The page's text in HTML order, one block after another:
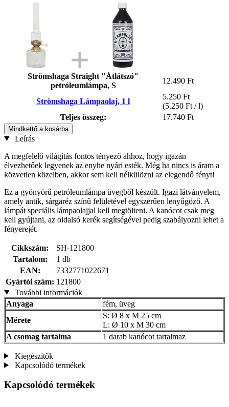
Strömshaga Straight "Átlátszó"
petróleumlámpa, S
12.490 Ft
Strömshaga Lámpaolaj, 1 l
5.250 Ft
(5.250 Ft / l)
Teljes összeg:
17.740 Ft
Mindkettő a kosárba
Leírás
A megfelelő világítás fontos tényező ahhoz, hogy igazán
élvezhetőek legyenek az enyhe nyári esték. Még ha nincs is áram a
közvetlen közelben, akkor sem kell nélkülözni az elegendő fényt!
Ez a gyönyörű petróleumlámpa üvegből készült. Igazi látványelem,
amely antik, sárgaréz színű felületével egyszerűen lenyűgöző. A
lámpát speciális lámpaolajjal kell megtölteni. A kanócot csak meg
kell gyújtani, az oldalsó kerék segítségével pedig szabályozni lehet a
fényerejét.
Cikkszám:
SH-121800
Tartalom:
1 db
EAN:
7332771022671
Gyártói szám: 121800
További információk
Anyaga
fém, üveg
Mérete
S: Ø 8 x M 25 cm
L: Ø 10 x M 30 cm
A csomag tartalma
1 darab kanócot tartalmaz
Kiegészítők
Kapcsolódó termékek
Kapcsolódó termékek